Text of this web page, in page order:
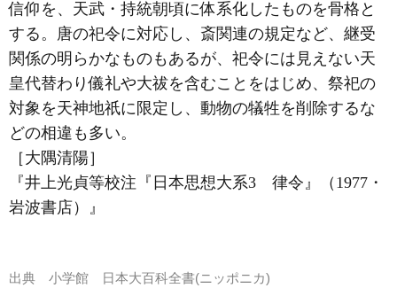
信仰を、天武・持統朝頃に体系化したものを骨格と
する。唐の祀令に対応し、斎関連の規定など、継受
関係の明らかなものもあるが、祀令には見えない天
皇代替わり儀礼や大祓を含むことをはじめ、祭祀の
対象を天神地祇に限定し、動物の犠牲を削除するな
どの相違も多い。
［大隅清陽］
『井上光貞等校注『日本思想大系3 律令』（1977・
岩波書店）』
出典 小学館 日本大百科全書(ニッポニカ)